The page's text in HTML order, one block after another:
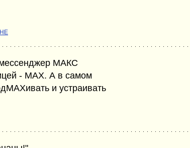
мессенджер МАКС
- МАХ. А в самом
и устраивать